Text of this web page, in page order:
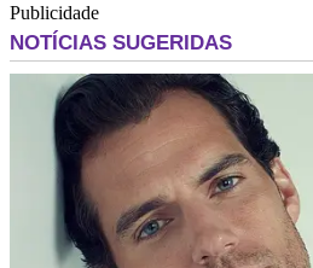
Publicidade